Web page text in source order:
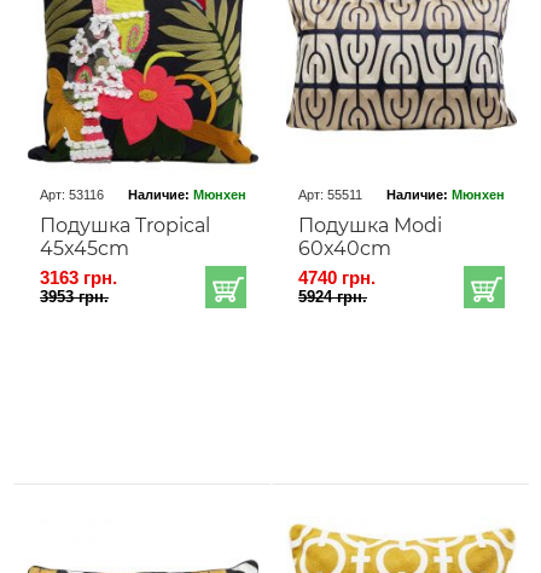
Арт: 53116 Наличие: Мюнхен
Подушка Tropical
45x45cm
3163 грн.
3953 грн.
Арт: 55511 Наличие: Мюнхен
Подушка Modi
60x40cm
4740 грн.
5924 грн.